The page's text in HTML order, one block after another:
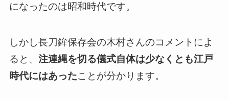
になったのは昭和時代です。
しかし長刀鉾保存会の木村さんのコメントによ
ると、 注連縄を切る儀式自体は少なくとも江戸
時代にはあったことが分かります。